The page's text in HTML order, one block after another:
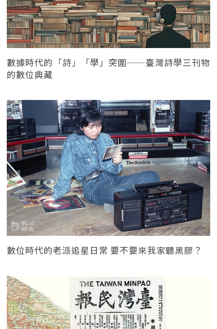
數據時代的「詩」「學」突圍──臺灣詩學三刊物
的數位典藏
數位時代的老派追星日常 要不要來我家聽黑膠？